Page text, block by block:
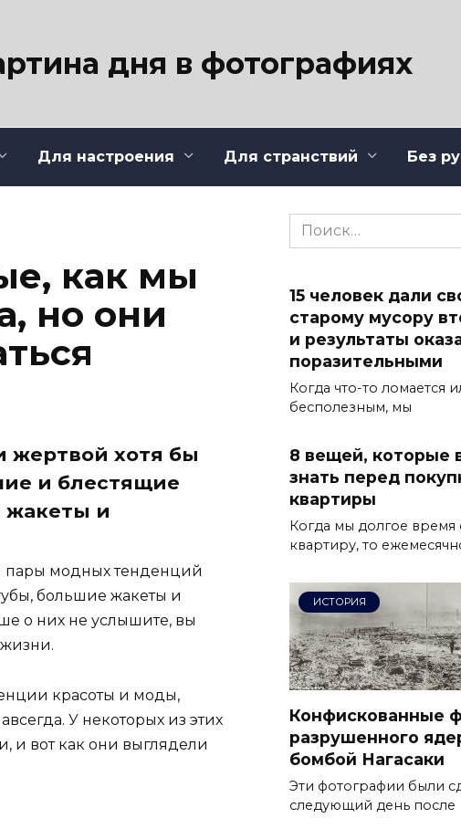
дня в фотографиях
Для настроения Для странствий Без
как мы
но они
жертвой хотя бы
и блестящие
жакеты и
пары модных тенденций
большие жакеты и
о них не услышите, вы
красоты и моды,
У некоторых из этих
и вот как они выглядели
Search
for:
15 человек дали
старому мусору
и результаты
поразительными
Когда что-то ломается
бесполезным, мы
8 вещей, которые
знать перед
квартиры
Когда мы долгое время
квартиру, то
ИСТОРИЯ
Конфискованные
разрушенного
бомбой Нагасаки
Эти фотографии были
следующий день после